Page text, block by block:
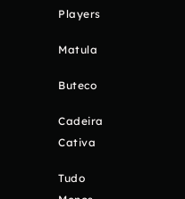
Players
Matula
Buteco
Cadeira
Cativa
Tudo